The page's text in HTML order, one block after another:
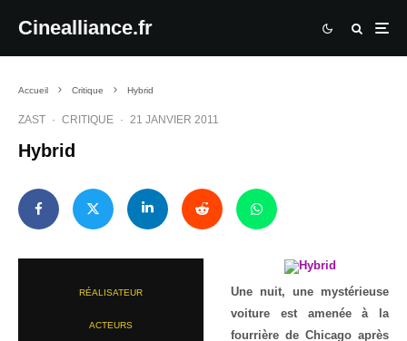
Cinealliance.fr
Accueil Critique Hybrid
ZAST · CRITIQUE · 21 JANVIER 2011
Hybrid
RÉALISATEUR
ACTEURS
Une nuit, une mystérieuse
voiture est amenée à la
fourrière de Chicago après